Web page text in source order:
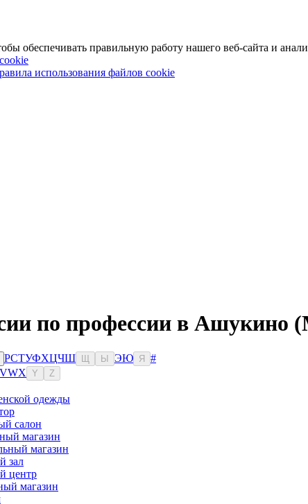
обеспечивать правильную работу нашего веб-сайта и
использования файлов cookie
по профессии в Ашукино
РСТУФХЦЧШ Ы ЭЮ Я
#
VWX Y Z
одежды
салон
магазин
магазин
зал
центр
магазин